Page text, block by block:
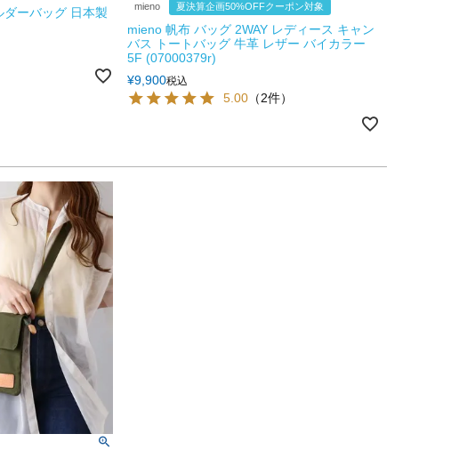
ーバッグ 日本製
mieno 夏決算企画50%OFFクーポン対象
mieno 帆布 バッグ 2WAY レディース キャン
バス トートバッグ 牛革 レザー バイカラー
5F (07000379r)
¥9,900税込
5.00 （2件）